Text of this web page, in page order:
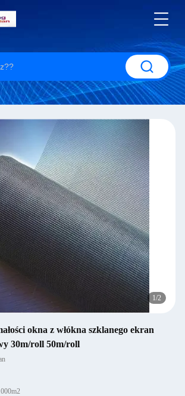
1/2
okna z włókna szklanego ekran
30m/roll 50m/roll